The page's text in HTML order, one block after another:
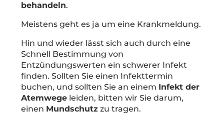
behandeln.
Meistens geht es ja um eine Krankmeldung.
Hin und wieder lässt sich auch durch eine
Schnell Bestimmung von
Entzündungswerten ein schwerer Infekt
finden. Sollten Sie einen Infekttermin
buchen, und sollten Sie an einem Infekt der
Atemwege leiden, bitten wir Sie darum,
einen Mundschutz zu tragen.